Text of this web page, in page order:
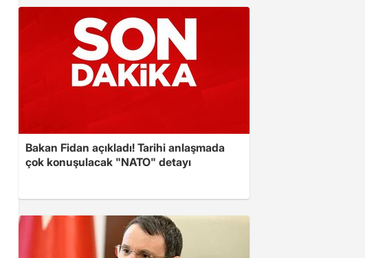
Bakan Fidan açıkladı! Tarihi anlaşmada
çok konuşulacak "NATO" detayı